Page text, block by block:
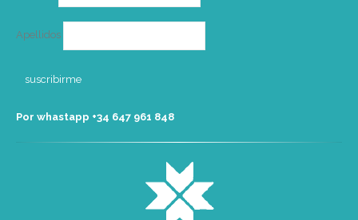
Apellidos
Por whastapp +34 ‭647 961 848‬